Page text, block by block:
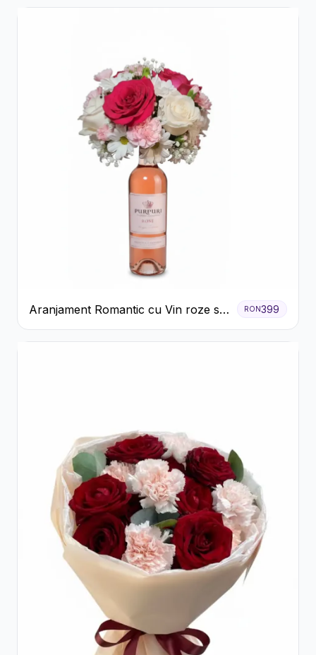
Aranjament Romantic cu Vin roze si
Flori pastel
RON399